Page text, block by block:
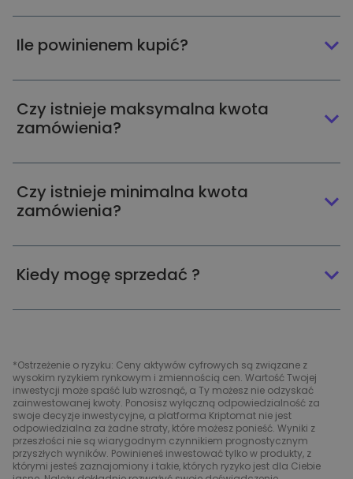
Ile powinienem kupić?
Czy istnieje maksymalna kwota
zamówienia?
Czy istnieje minimalna kwota
zamówienia?
Kiedy mogę sprzedać ?
*Ostrzeżenie o ryzyku: Ceny aktywów cyfrowych są związane z
wysokim ryzykiem rynkowym i zmiennością cen. Wartość Twojej
inwestycji może spaść lub wzrosnąć, a Ty możesz nie odzyskać
zainwestowanej kwoty. Ponosisz wyłączną odpowiedzialność za
swoje decyzje inwestycyjne, a platforma Kriptomat nie jest
odpowiedzialna za żadne straty, które możesz ponieść. Wyniki z
przeszłości nie są wiarygodnym czynnikiem prognostycznym
przyszłych wyników. Powinieneś inwestować tylko w produkty, z
którymi jesteś zaznajomiony i takie, których ryzyko jest dla Ciebie